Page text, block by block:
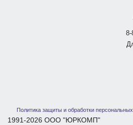
8-
Политика защиты и обработки
1991-2026 ООО "ЮРКОМП"